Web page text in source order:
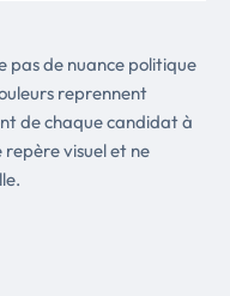
pas de nuance politique
reprennent
de chaque candidat à
repère visuel et ne